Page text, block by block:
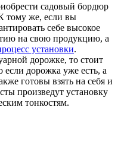
садовый бордюр
тому же, если вы
себе высокое
на свою продукцию, а
установки.
дорожке, то стоит
если дорожка уже есть, а
готовы взять на себя и
произведут установку
тонкостям.